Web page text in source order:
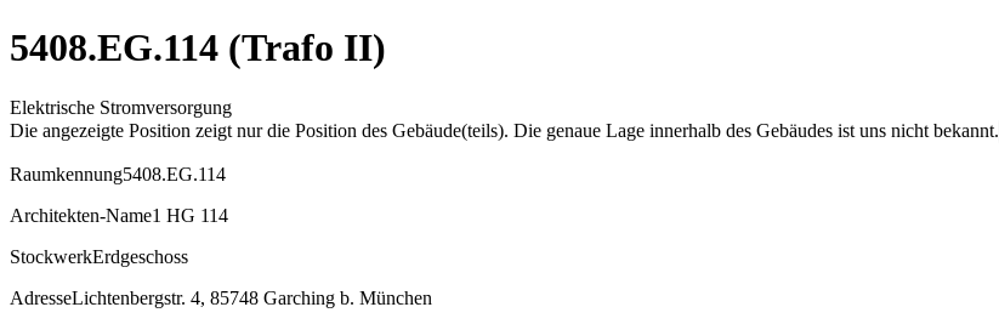
5408.EG.114 (Trafo II)
Elektrische Stromversorgung
Die angezeigte Position zeigt nur die Position des Gebäude(teils). Die genaue Lage innerhalb des Gebäudes ist uns nicht bekannt.
Raumkennung5408.EG.114
Architekten-Name1 HG 114
StockwerkErdgeschoss
AdresseLichtenbergstr. 4, 85748 Garching b. München